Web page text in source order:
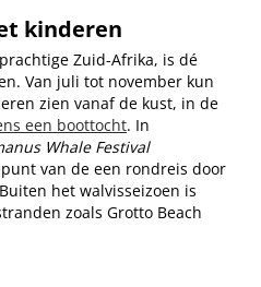
kinderen
Zuid-Afrika, is dé
Van juli tot november kun
zien vanaf de kust, in de
een boottocht. In
Whale Festival
van de een rondreis door
het walvisseizoen is
zoals Grotto Beach